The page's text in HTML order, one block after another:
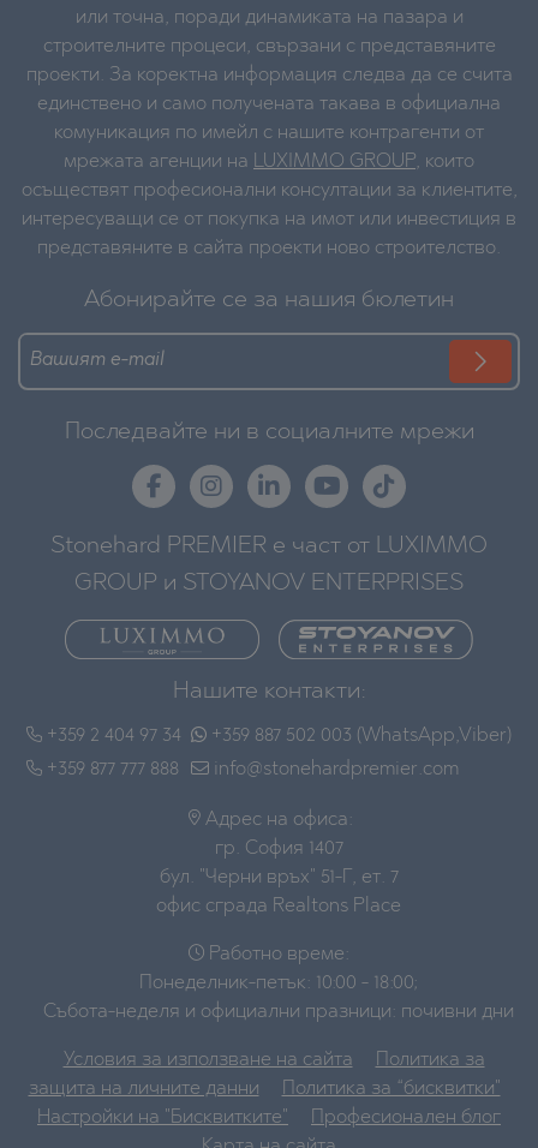
или точна, поради динамиката на пазара и
строителните процеси, свързани с представяните
проекти. За коректна информация следва да се счита
единствено и само получената такава в официална
комуникация по имейл с нашите контрагенти от
мрежата агенции на LUXIMMO GROUP, които
осъществят професионални консултации за клиентите,
интересуващи се от покупка на имот или инвестиция в
представяните в сайта проекти ново строителство.
Абонирайте се за нашия бюлетин
Последвайте ни в социалните мрежи
Stonehard PREMIER е част от LUXIMMO
GROUP и STOYANOV ENTERPRISES
Нашите контакти:
+359 2 404 97 34
+359 877 777 888
+359 887 502 003 (WhatsApp,Viber)
info@stonehardpremier.com
Адрес на офиса:
гр. София 1407
бул. "Черни връх" 51-Г, ет. 7
офис сграда Realtons Place
Работно време:
Понеделник-петък: 10:00 - 18:00;
Събота-неделя и официални празници: почивни дни
Условия за използване на сайта
Политика за
защита на личните данни
Политика за “бисквитки"
Настройки на "Бисквитките"
Професионален блог